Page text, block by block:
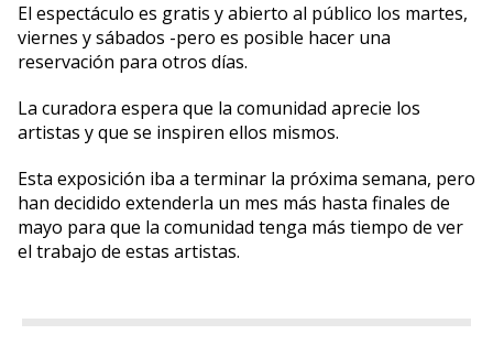
El espectáculo es gratis y abierto al público los martes,
viernes y sábados -pero es posible hacer una
reservación para otros días.
La curadora espera que la comunidad aprecie los
artistas y que se inspiren ellos mismos.
Esta exposición iba a terminar la próxima semana, pero
han decidido extenderla un mes más hasta finales de
mayo para que la comunidad tenga más tiempo de ver
el trabajo de estas artistas.